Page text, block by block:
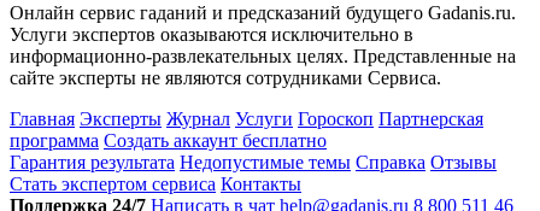
Онлайн сервис гаданий и предсказаний будущего Gadanis.ru.
Услуги экспертов оказываются исключительно в
информационно-развлекательных целях. Представленные на
сайте эксперты не являются сотрудниками Сервиса.
Главная Эксперты Журнал Услуги Гороскоп Партнерская
программа Создать аккаунт бесплатно
Гарантия результата Недопустимые темы Справка Отзывы
Стать экспертом сервиса Контакты
Поддержка 24/7 Написать в чат help@gadanis.ru 8 800 511 46